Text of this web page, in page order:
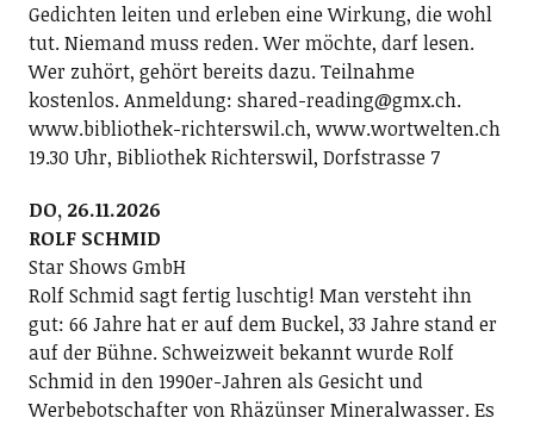
Gedichten leiten und erleben eine Wirkung, die wohl
tut. Niemand muss reden. Wer möchte, darf lesen.
Wer zuhört, gehört bereits dazu. Teilnahme
kostenlos. Anmeldung: shared-reading@gmx.ch.
www.bibliothek-richterswil.ch, www.wortwelten.ch
19.30 Uhr, Bibliothek Richterswil, Dorfstrasse 7
DO, 26.11.2026
ROLF SCHMID
Star Shows GmbH
Rolf Schmid sagt fertig luschtig! Man versteht ihn
gut: 66 Jahre hat er auf dem Buckel, 33 Jahre stand er
auf der Bühne. Schweizweit bekannt wurde Rolf
Schmid in den 1990er-Jahren als Gesicht und
Werbebotschafter von Rhäzünser Mineralwasser. Es